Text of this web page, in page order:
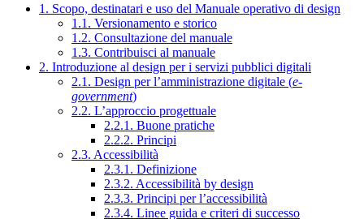
1. Scopo, destinatari e uso del Manuale operativo di design
1.1. Versionamento e storico
1.2. Consultazione del manuale
1.3. Contribuisci al manuale
2. Introduzione al design per i servizi pubblici digitali
2.1. Design per l’amministrazione digitale (e-
government)
2.2. L’approccio progettuale
2.2.1. Buone pratiche
2.2.2. Principi
2.3. Accessibilità
2.3.1. Definizione
2.3.2. Accessibilità by design
2.3.3. Principi per l’accessibilità
2.3.4. Linee guida e criteri di successo